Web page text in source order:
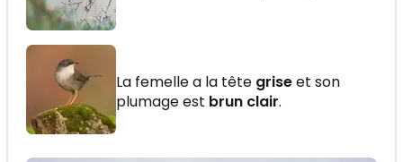
La femelle a la tête griseet son
plumage est brun clair.